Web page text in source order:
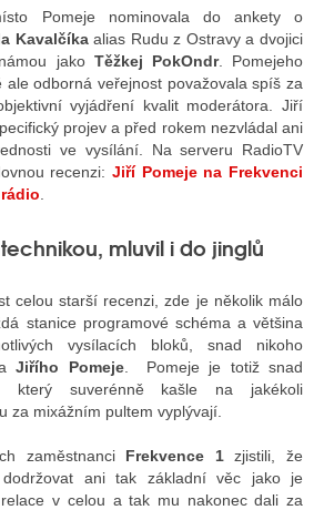
Pomeje nominovala do ankety o
Kavalčíkaalias Rudu z Ostravy a dvojici
jakoTěžkej PokOndr. Pomejeho
ale odborná veřejnost považovala spíš za
vyjádření kvalit moderátora. Jiří
projev a před rokem nezvládal ani
ve vysílání. Na serveru RadioTV
recenzi: Jiří Pomeje na Frekvenci
mluvil i do jinglů
celou starší recenzi, zde je několik málo
stanice programové schéma a většina
vysílacích bloků, snad nikoho
Jiřího Pomeje. Pomeje je totiž snad
který suverénně kašle na jakékoli
za mixážním pultem vyplývají.
zaměstnanci Frekvence 1zjistili, že
ani tak základní věc jako je
v celou a tak mu nakonec dali za